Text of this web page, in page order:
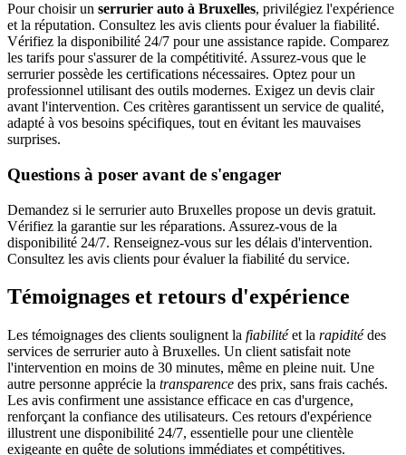
Pour choisir un serrurier auto à Bruxelles, privilégiez l'expérience
et la réputation. Consultez les avis clients pour évaluer la fiabilité.
Vérifiez la disponibilité 24/7 pour une assistance rapide. Comparez
les tarifs pour s'assurer de la compétitivité. Assurez-vous que le
serrurier possède les certifications nécessaires. Optez pour un
professionnel utilisant des outils modernes. Exigez un devis clair
avant l'intervention. Ces critères garantissent un service de qualité,
adapté à vos besoins spécifiques, tout en évitant les mauvaises
surprises.
Questions à poser avant de s'engager
Demandez si le serrurier auto Bruxelles propose un devis gratuit.
Vérifiez la garantie sur les réparations. Assurez-vous de la
disponibilité 24/7. Renseignez-vous sur les délais d'intervention.
Consultez les avis clients pour évaluer la fiabilité du service.
Témoignages et retours d'expérience
Les témoignages des clients soulignent la fiabilitéet la rapiditédes
services de serrurier auto à Bruxelles. Un client satisfait note
l'intervention en moins de 30 minutes, même en pleine nuit. Une
autre personne apprécie la transparence des prix, sans frais cachés.
Les avis confirment une assistance efficace en cas d'urgence,
renforçant la confiance des utilisateurs. Ces retours d'expérience
illustrent une disponibilité 24/7, essentielle pour une clientèle
exigeante en quête de solutions immédiates et compétitives.